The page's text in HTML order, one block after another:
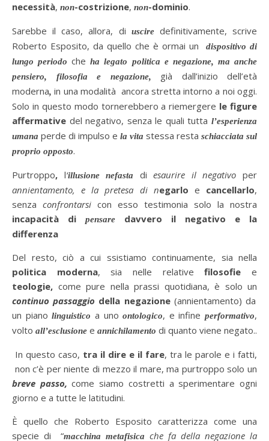
necessità, non-costrizione, non-dominio.
Sarebbe il caso, allora, di
usciredefinitivamente, scrive
Roberto Esposito, da quello che è ormai un
dispositivo di
lungo periodo cheha legato politica e negazione, ma anche
pensiero, filosofia e negazione, già
dall’inizio dell’età
moderna, in una modalità ancora stretta intorno a noi oggi.
Solo in questo modo tornerebbero a riemergere le figure
affermative del negativo, senza le quali tutta l’esperienza
umana perde di impulso e la vita stessa resta schiacciata sul
proprio opposto.
Purtroppo, l‘illusione nefasta diesaurire il negativo per
annientamento, e la pretesa di negarlo e cancellarlo,
senza confrontarsi con esso testimonia solo la nostra
incapacità di
pensare
davvero il negativo e la
differenza
Del resto, ciò a cui ssistiamo continuamente, sia nella
politica moderna, sia nelle relativefilosofie e
teologie, come pure nella prassi quotidiana, è solo un
continuo passaggio della negazione(annientamento) da
un pianolinguistico a unoontologico, e infine performativo,
volto all’esclusione e annichilamento di quanto viene negato..
In questo caso, tra il dire e il fare, tra le parole e i fatti,
non c’è per niente di mezzo il mare, ma purtroppo solo un
breve passo, come siamo costretti a sperimentare ogni
giorno e a tutte le latitudini.
È quello che Roberto Esposito caratterizza come una
specie di “macchina metafisica che fa della negazione la